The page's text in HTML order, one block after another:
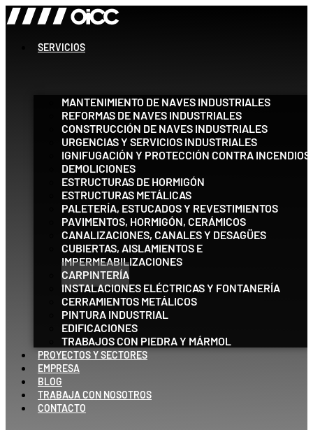
Ir
al
SERVICIOS
MANTENIMIENTO DE NAVES INDUSTRIALES
REFORMAS DE NAVES INDUSTRIALES
CONSTRUCCIÓN DE NAVES INDUSTRIALES
URGENCIAS Y SERVICIOS INDUSTRIALES
IGNIFUGACIÓN Y PROTECCIÓN CONTRA INCENDIOS
DEMOLICIONES
ESTRUCTURAS DE HORMIGÓN
ESTRUCTURAS METÁLICAS
PALETERÍA, ESTUCADOS Y REVESTIMIENTOS
PAVIMENTOS, HORMIGÓN, CERÁMICOS
CANALIZACIONES, CANALES Y DESAGÜES
CUBIERTAS, AISLAMIENTOS E
IMPERMEABILIZACIONES
CARPINTERÍA
INSTALACIONES ELÉCTRICAS Y FONTANERÍA
CERRAMIENTOS METÁLICOS
PINTURA INDUSTRIAL
EDIFICACIONES
TRABAJOS CON PIEDRA Y MÁRMOL
PROYECTOS Y SECTORES
EMPRESA
BLOG
TRABAJA CON NOSOTROS
CONTACTO